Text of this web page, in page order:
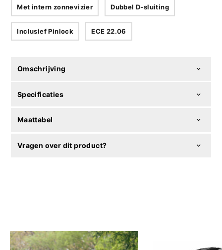
Met intern zonnevizier Dubbel D-sluiting
Inclusief Pinlock ECE 22.06
Omschrijving
Specificaties
Maattabel
Vragen over dit product?